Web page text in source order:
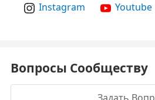
Instagram Youtube
Вопросы Сообществу